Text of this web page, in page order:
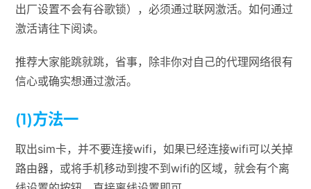
出厂设置不会有谷歌锁），必须通过联网激活。如何通过
激活请往下阅读。
推荐大家能跳就跳，省事，除非你对自己的代理网络很有
信心或确实想通过激活。
(1)方法一
取出sim卡，并不要连接wifi，如果已经连接wifi可以关掉
路由器，或将手机移动到搜不到wifi的区域，就会有个离